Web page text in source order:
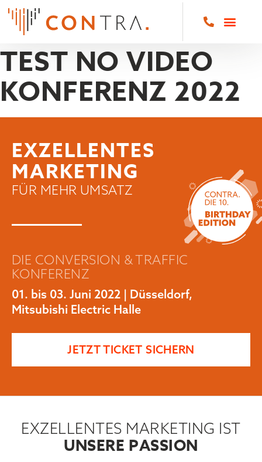
TEST NO VIDEO
KONFERENZ 2022
EXZELLENTES
MARKETING
FÜR MEHR UMSATZ
DIE CONVERSION & TRAFFIC
KONFERENZ
01. bis 03. Juni 2022 | Düsseldorf,
Mitsubishi Electric Halle
JETZT TICKET SICHERN
EXZELLENTES MARKETING IST
UNSERE PASSION